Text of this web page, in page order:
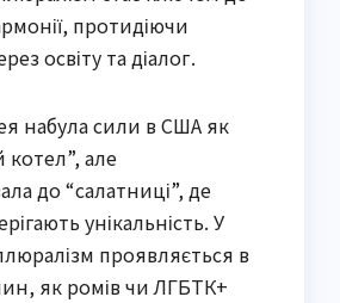
протидіючи
освіту та діалог.
набула сили в США як
але
до “салатниці”, де
унікальність. У
проявляється в
як ромів чи ЛГБТК+